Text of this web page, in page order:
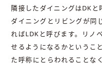
隣接したダイニングはDKと
ダイニングとリビングが同
ればLDKと呼びます。リノ
せるようになるかというこ
た呼称にとらわれることな